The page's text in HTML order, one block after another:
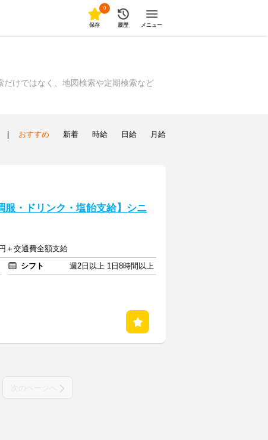
0
保存 履歴 メニュー
けではなく、地図検索や定期検索など
おすすめ 新着 時給 日給 月給
服・ドリンク・塩飴支給】シニ
＋交通費全額支給
シフト
週2日以上 1日8時間以上
次のページへ